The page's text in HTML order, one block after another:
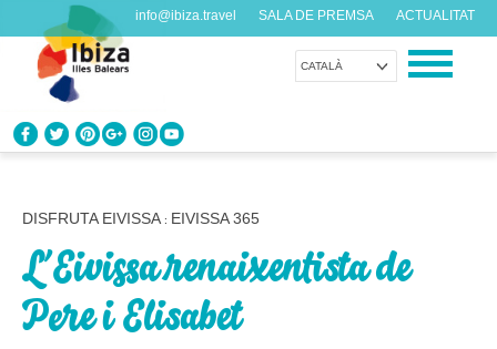
CATALÀ
info@ibiza.travel SALA DE PREMSA ACTUALITAT
GAUDEIX EIVISSA
Propostes per a tots els gustos
DISFRUTA EIVISSA : EIVISSA 365
L’Eivissa renaixentista de
Pere i Elisabet